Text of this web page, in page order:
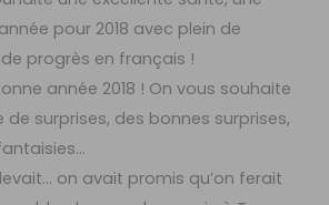
pour 2018 avec plein de
progrès en français !
année 2018 ! On vous souhaite
de surprises, des bonnes surprises,
on avait promis qu’on ferait